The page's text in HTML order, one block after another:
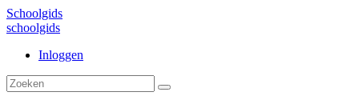
Schoolgids
schoolgids
Inloggen